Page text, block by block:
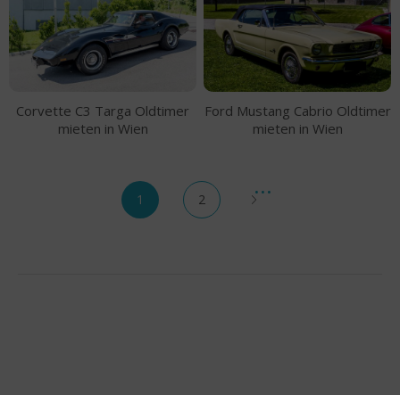
Corvette C3 Targa Oldtimer
mieten in Wien
Ford Mustang Cabrio Oldtimer
mieten in Wien
1 2